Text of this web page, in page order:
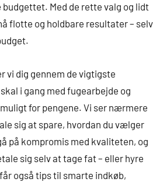
Med de rette valg og lidt
flotte og holdbare resultater – selv
vi dig gennem de vigtigste
i gang med fugearbejde og
for pengene. Vi ser nærmere
sig at spare, hvordan du vælger
på kompromis med kvaliteten, og
sig selv at tage fat – eller hyre
også tips til smarte indkøb,